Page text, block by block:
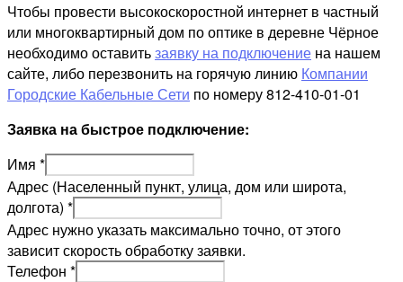
Чтобы провести высокоскоростной интернет в частный
или многоквартирный дом по оптике в деревне Чёрное
необходимо оставитьзаявку на подключение на нашем
сайте, либо перезвонить на горячую линию Компании
Городские Кабельные Сети по номеру 812-410-01-01
Заявка на быстрое подключение:
Имя *
Адрес (Населенный пункт, улица, дом или широта,
долгота) *
Адрес нужно указать максимально точно, от этого
зависит скорость обработку заявки.
Телефон *